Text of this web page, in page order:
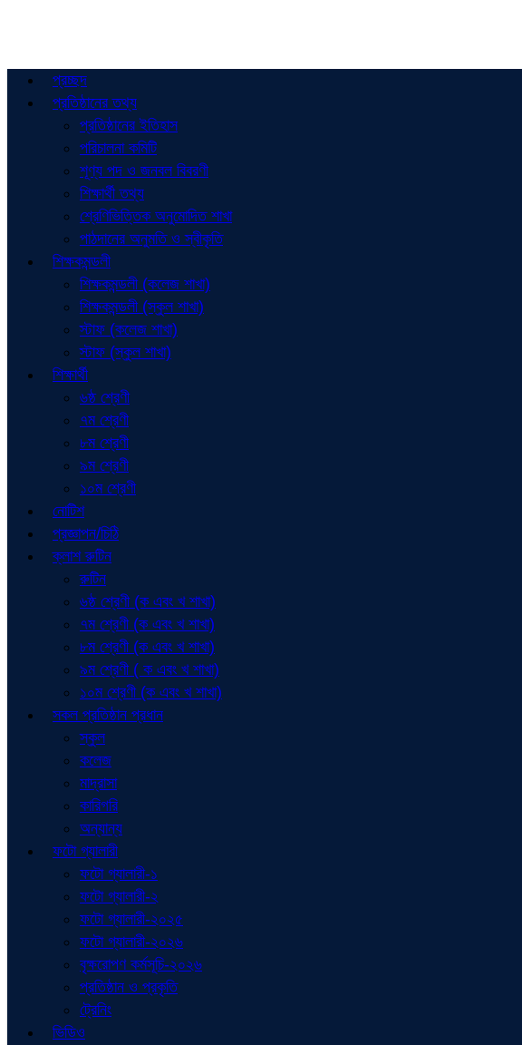
প্রচ্ছদ
প্রতিষ্ঠানের তথ্য
প্রতিষ্ঠানের ইতিহাস
পরিচালনা কমিটি
শূণ্য পদ ও জনবল বিবরণী
শিক্ষার্থী তথ্য
শ্রেণিভিত্তিক অনুমোদিত শাখা
পাঠদানের অনুমতি ও স্বীকৃতি
শিক্ষকমন্ডলী
শিক্ষকমন্ডলী (কলেজ শাখা)
শিক্ষকমন্ডলী (স্কুল শাখা)
স্টাফ (কলেজ শাখা)
স্টাফ (স্কুল শাখা)
শিক্ষার্থী
৬ষ্ঠ শ্রেণী
৭ম শ্রেণী
৮ম শ্রেণী
৯ম শ্রেণী
১০ম শ্রেণী
নোটিশ
প্রজ্ঞাপন/চিঠি
ক্লাশ রুটিন
রুটিন
৬ষ্ঠ শ্রেণী (ক এবং খ শাখা)
৭ম শ্রেণী (ক এবং খ শাখা)
৮ম শ্রেণী (ক এবং খ শাখা)
৯ম শ্রেণী ( ক এবং খ শাখা)
১০ম শ্রেণী (ক এবং খ শাখা)
সকল প্রতিষ্ঠান প্রধান
স্কুল
কলেজ
মাদ্রাসা
কারিগরি
অন্যান্য
ফটো গ্যালারী
ফটো গ্যালারী-১
ফটো গ্যালারী-২
ফটো গ্যালারী-২০২৫
ফটো গ্যালারী-২০২৬
বৃক্ষরোপণ কর্মসূচি-২০২৬
প্রতিষ্ঠান ও প্রকৃতি
ট্রেনিং
ভিডিও